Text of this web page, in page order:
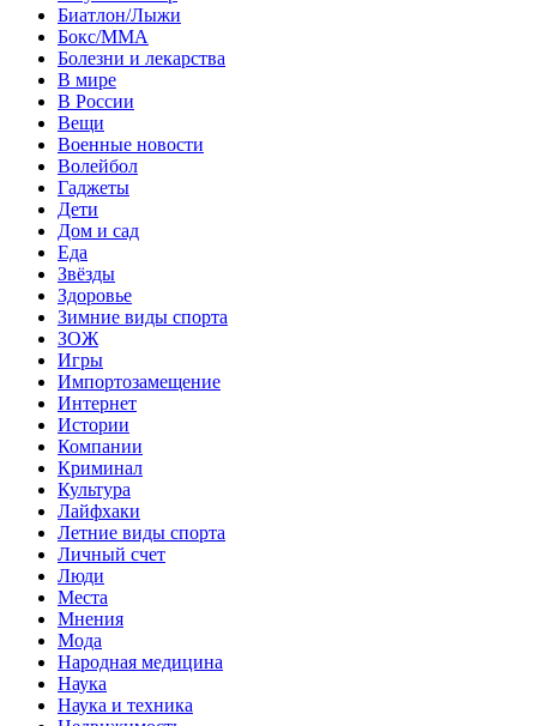
Биатлон/Лыжи
Бокс/MMA
Болезни и лекарства
В мире
В России
Вещи
Военные новости
Волейбол
Гаджеты
Дети
Дом и сад
Еда
Звёзды
Здоровье
Зимние виды спорта
ЗОЖ
Игры
Импортозамещение
Интернет
Истории
Компании
Криминал
Культура
Лайфхаки
Летние виды спорта
Личный счет
Люди
Места
Мнения
Мода
Народная медицина
Наука
Наука и техника